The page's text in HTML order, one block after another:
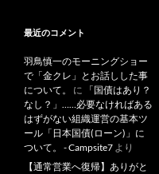
最近のコメント
羽鳥慎一のモーニングショー
で「金クレ」とお話しした事
について。
に
「国債はあり？
なし？」……必要なければある
はずがない組織運営の基本ツ
ール「日本国債(ローン)」に
ついて。 - Campsite7 より
【通常営業へ復帰】ありがと